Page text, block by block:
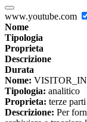
www.youtube.com
Nome
Tipologia
Proprieta
Descrizione
Durata
Nome:
Tipologia: analitico
Proprieta: terze parti
Descrizione: Per